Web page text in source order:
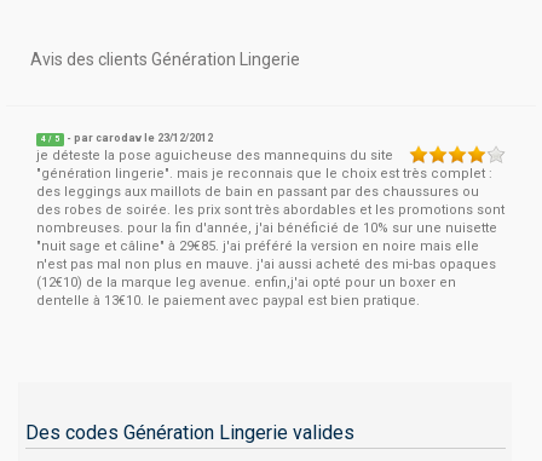
Avis des clients Génération Lingerie
4 / 5 - parcarodav le 23/12/2012
je déteste la pose aguicheuse des mannequins du site
"génération lingerie". mais je reconnais que le choix est très complet :
des leggings aux maillots de bain en passant par des chaussures ou
des robes de soirée. les prix sont très abordables et les promotions sont
nombreuses. pour la fin d'année, j'ai bénéficié de 10% sur une nuisette
"nuit sage et câline" à 29€85. j'ai préféré la version en noire mais elle
n'est pas mal non plus en mauve. j'ai aussi acheté des mi-bas opaques
(12€10) de la marque leg avenue. enfin,j'ai opté pour un boxer en
dentelle à 13€10. le paiement avec paypal est bien pratique.
Des codes Génération Lingerie valides